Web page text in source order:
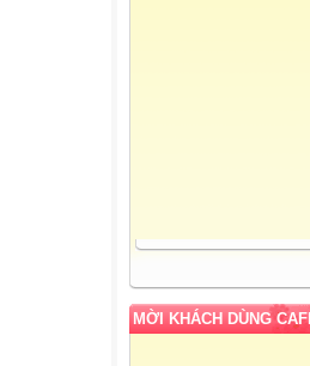
MỜI KHÁCH DÙNG